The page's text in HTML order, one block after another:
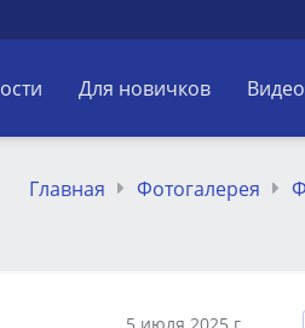
Для новичков Видео
Главная Фотогалерея